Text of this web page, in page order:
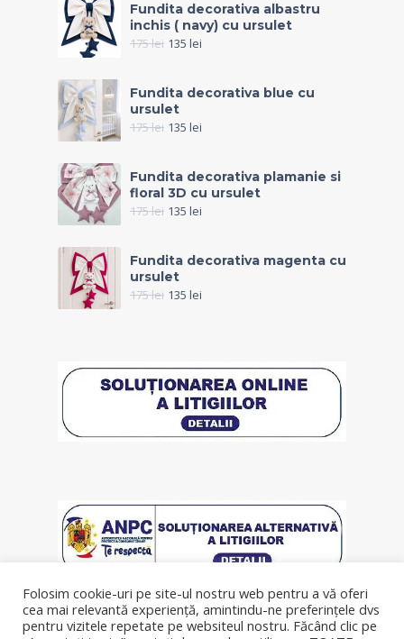
Fundita decorativa albastru
inchis ( navy) cu ursulet
175lei 135 lei
Fundita decorativa blue cu
ursulet
175lei 135 lei
Fundita decorativa plamanie si
floral 3D cu ursulet
175lei 135 lei
Fundita decorativa magenta cu
ursulet
175lei 135 lei
Folosim cookie-uri pe site-ul nostru web pentru a vă oferi
cea mai relevantă experiență, amintindu-ne preferințele dvs
pentru vizitele repetate pe websiteul nostru. Făcând clic pe